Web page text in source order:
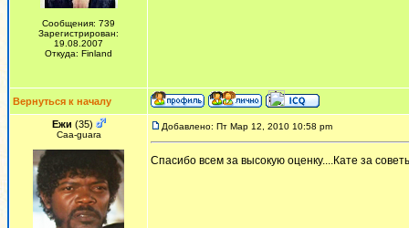
Сообщения: 739
Зарегистрирован:
19.08.2007
Откуда: Finland
Вернуться к началу
Ежи (35)
Сaa-guara
Добавлено: Пт Мар 12, 2010 10:58 pm
Спасибо всем за высокую оценку....Кате за